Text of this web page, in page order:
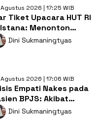
2026 | 17:25 WIB
Tiket Upacara HUT RI
Menonton
di Tengah Jeritan
Dini Sukmaningtyas
2026 | 17:06 WIB
Empati Nakes pada
BPJS: Akibat
atau
Sistem
Dini Sukmaningtyas